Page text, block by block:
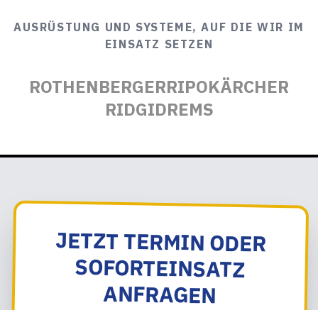
AUSRÜSTUNG UND SYSTEME, AUF DIE WIR IM
EINSATZ SETZEN
ROTHENBERGERRIPOKÄRCHER
RIDGIDREMS
JETZT TERMIN ODER
SOFORTEINSATZ
ANFRAGEN